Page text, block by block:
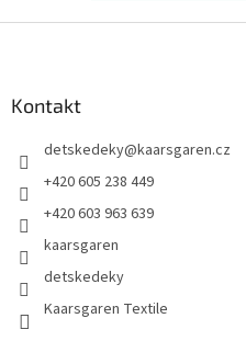
Kontakt
detskedeky@kaarsgaren.cz
+420 605 238 449
+420 603 963 639
kaarsgaren
detskedeky
Kaarsgaren Textile